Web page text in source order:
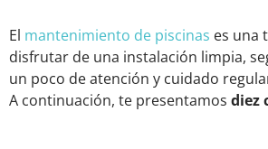
El mantenimiento de piscinas es una
disfrutar de una instalación limpia,
un poco de atención y cuidado
A continuación, te presentamos diez